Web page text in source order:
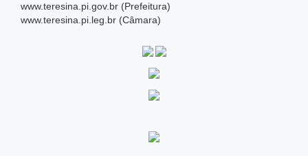
www.teresina.pi.gov.br (Prefeitura)
www.teresina.pi.leg.br (Câmara)